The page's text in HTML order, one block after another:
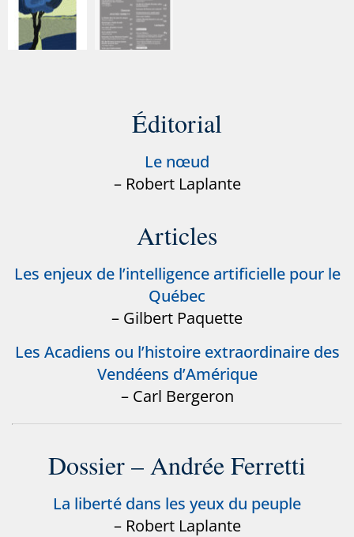
Éditorial
Le nœud
– Robert Laplante
Articles
Les enjeux de l’intelligence artificielle pour le
Québec
– Gilbert Paquette
Les Acadiens ou l’histoire extraordinaire des
Vendéens d’Amérique
– Carl Bergeron
Dossier – Andrée Ferretti
La liberté dans les yeux du peuple
– Robert Laplante